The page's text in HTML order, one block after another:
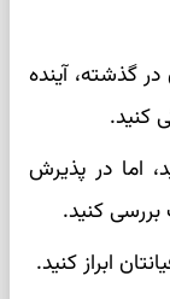
گذشته، آینده
کنید.
اما در پذیرش
بررسی کنید.
ابراز کنید.